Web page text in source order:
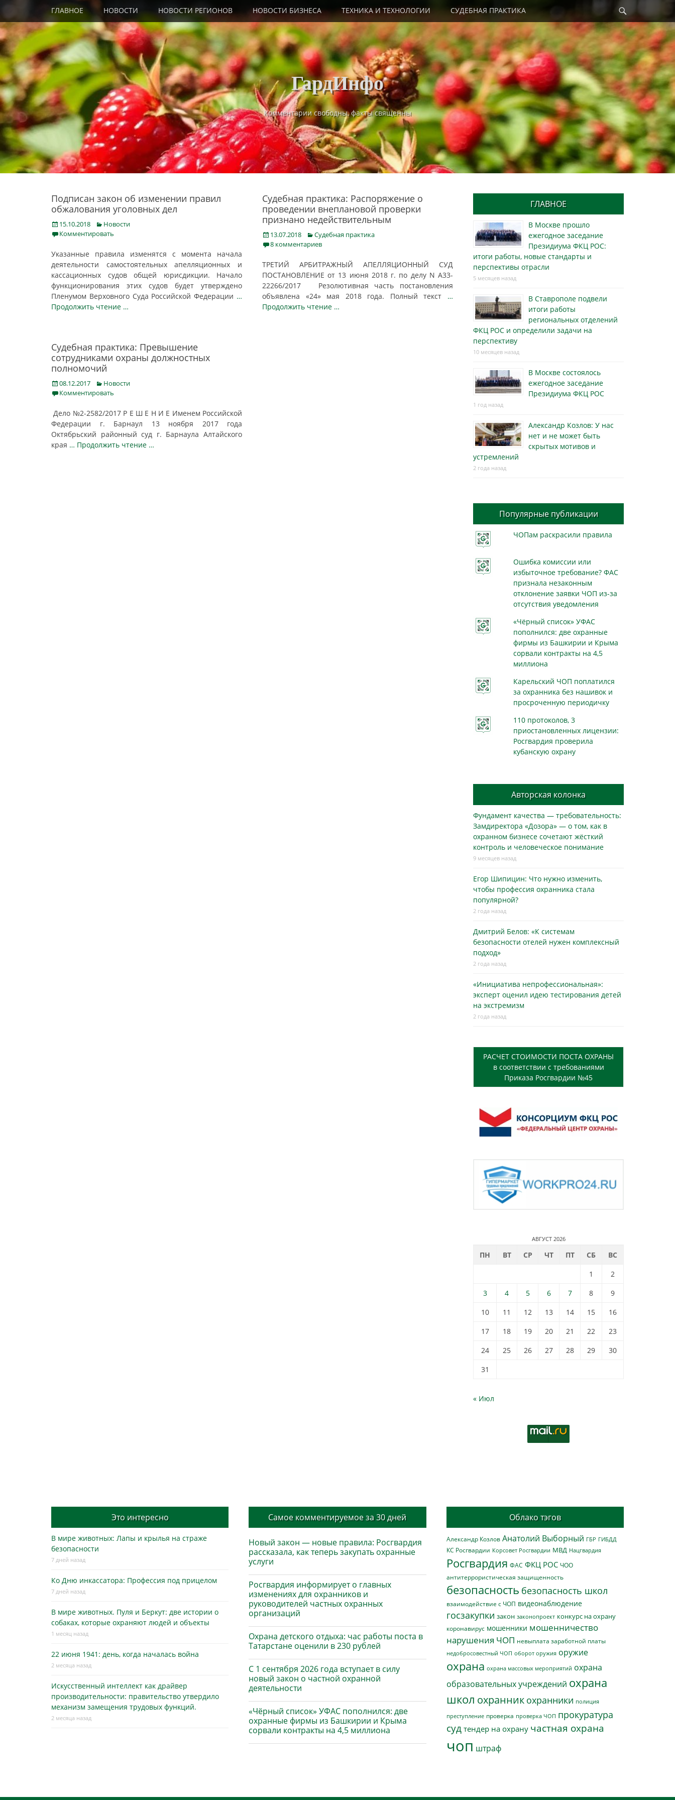
content
Primary Menu
ГЛАВНОЕ НОВОСТИ НОВОСТИ РЕГИОНОВ НОВОСТИ БИЗНЕСА ТЕХНИКА И ТЕХНОЛОГИИ СУДЕБНАЯ ПРАКТИКА
ГардИнфо
Комментарии свободны, факты священны
Подписан закон об изменении правил
обжалования уголовных дел
Posted
on
15.10.2018 Categories
Новости
Комментировать
Указанные правила изменятся с момента начала
деятельности самостоятельных апелляционных и
кассационных судов общей юрисдикции. Начало
функционирования этих судов будет утверждено
Пленумом Верховного Суда Российской Федерации …
Продолжить чтение …
Судебная практика: Распоряжение о
проведении внеплановой проверки
признано недействительным
Posted
on
13.07.2018 Categories
Судебная практика
8 комментариев
ТРЕТИЙ АРБИТРАЖНЫЙ АПЕЛЛЯЦИОННЫЙ СУД
ПОСТАНОВЛЕНИЕ от 13 июня 2018 г. по делу N А33-
22266/2017 Резолютивная часть постановления
объявлена «24» мая 2018 года. Полный текст …
Продолжить чтение …
Судебная практика: Превышение
сотрудниками охраны должностных
полномочий
Posted
on
08.12.2017 Categories
Новости
Комментировать
Дело №2-2582/2017 Р Е Ш Е Н И Е Именем Российской
Федерации г. Барнаул 13 ноября 2017 года
Октябрьский районный суд г. Барнаула Алтайского
края … Продолжить чтение …
ГЛАВНОЕ
В Москве прошло
ежегодное заседание
Президиума ФКЦ РОС:
итоги работы, новые стандарты и
перспективы отрасли
5 месяцев назад
В Ставрополе подвели
итоги работы
региональных отделений
ФКЦ РОС и определили задачи на
перспективу
10 месяцев назад
В Москве состоялось
ежегодное заседание
Президиума ФКЦ РОС
1 год назад
Александр Козлов: У нас
нет и не может быть
скрытых мотивов и
устремлений
2 года назад
Популярные публикации
ЧОПам раскрасили правила
Ошибка комиссии или
избыточное требование? ФАС
признала незаконным
отклонение заявки ЧОП из-за
отсутствия уведомления
«Чёрный список» УФАС
пополнился: две охранные
фирмы из Башкирии и Крыма
сорвали контракты на 4,5
миллиона
Карельский ЧОП поплатился
за охранника без нашивок и
просроченную периодичку
110 протоколов, 3
приостановленных лицензии:
Росгвардия проверила
кубанскую охрану
Авторская колонка
Фундамент качества — требовательность:
Замдиректора «Дозора» — о том, как в
охранном бизнесe сочетают жёсткий
контроль и человеческое понимание
9 месяцев назад
Егор Шипицин: Что нужно изменить,
чтобы профессия охранника стала
популярной?
2 года назад
Дмитрий Белов: «К системам
безопасности отелей нужен комплексный
подход»
2 года назад
«Инициатива непрофессиональная»:
эксперт оценил идею тестирования детей
на экстремизм
2 года назад
РАСЧЕТ СТОИМОСТИ ПОСТА ОХРАНЫ
в соответствии с требованиями
Приказа Росгвардии №45
АВГУСТ 2026
ПН ВТ СР ЧТ ПТ СБ
ВС
1
2
3
4 5 6 7 8
9
10
11 12 13 14 15
16
17
18 19 20 21 22
23
24
25 26 27 28 29
30
31
« Июл
Это интересно
В мире животных: Лапы и крылья на страже
безопасности
7 дней назад
Ко Дню инкассатора: Профессия под прицелом
7 дней назад
В мире животных. Пуля и Беркут: две истории о
собаках, которые охраняют людей и объекты
1 месяц назад
22 июня 1941: день, когда началась война
2 месяца назад
Искусственный интеллект как драйвер
производительности: правительство утвердило
механизм замещения трудовых функций.
2 месяца назад
Самое комментируемое за 30 дней
Новый закон — новые правила: Росгвардия
рассказала, как теперь закупать охранные
услуги
Росгвардия информирует о главных
изменениях для охранников и
руководителей частных охранных
организаций
Охрана детского отдыха: час работы поста в
Татарстане оценили в 230 рублей
С 1 сентября 2026 года вступает в силу
новый закон о частной охранной
деятельности
«Чёрный список» УФАС пополнился: две
охранные фирмы из Башкирии и Крыма
сорвали контракты на 4,5 миллиона
Облако тэгов
Александр Козлов Анатолий Выборный ГБР ГИБДД
КС Росгвардии Корсовет Росгвардии МВД Нацгвардия
Росгвардия ФАС ФКЦ РОС ЧОО
антитеррористическая защищенность
безопасность безопасность школ
взаимодействие с ЧОП видеонаблюдение
госзакупки закон законопроект конкурс на охрану
коронавирус мошенники мошенничество
нарушения ЧОП невыплата заработной платы
недобросовестный ЧОП оборот оружия оружие
охрана охрана массовых мероприятий охрана
образовательных учреждений охрана
школ охранник охранники полиция
преступление проверка проверка ЧОП прокуратура
суд тендер на охрану частная охрана
чоп штраф